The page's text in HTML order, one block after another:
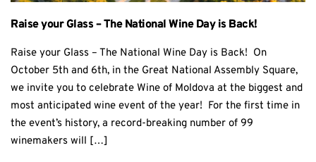
Raise your Glass – The National Wine Day is Back!
Raise your Glass – The National Wine Day is Back! On
October 5th and 6th, in the Great National Assembly Square,
we invite you to celebrate Wine of Moldova at the biggest and
most anticipated wine event of the year! For the first time in
the event’s history, a record-breaking number of 99
winemakers will […]